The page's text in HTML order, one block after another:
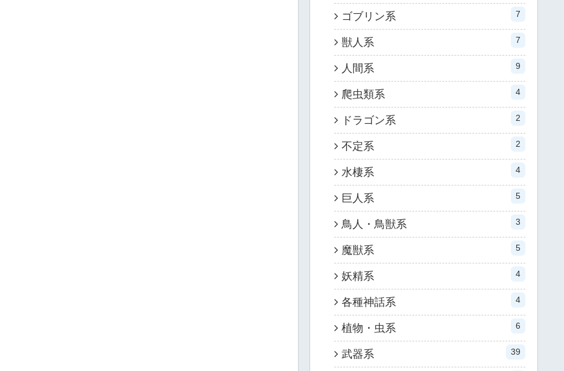
ゴブリン系 7
獣人系 7
人間系 9
爬虫類系 4
ドラゴン系 2
不定系 2
水棲系 4
巨人系 5
鳥人・鳥獣系 3
魔獣系 5
妖精系 4
各種神話系 4
植物・虫系 6
武器系 39